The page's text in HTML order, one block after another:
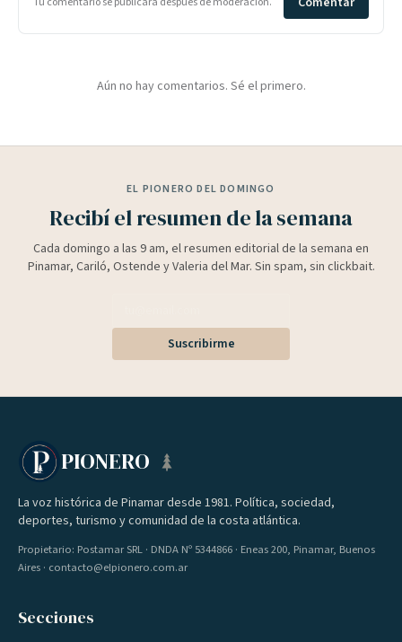
Aún no hay comentarios. Sé el primero.
EL PIONERO DEL DOMINGO
Recibí el resumen de la semana
Cada domingo a las 9 am, el resumen editorial de la semana en
Pinamar, Cariló, Ostende y Valeria del Mar. Sin spam, sin clickbait.
Suscribirme
PIONERO
La voz histórica de Pinamar desde 1981. Política, sociedad,
deportes, turismo y comunidad de la costa atlántica.
Propietario: Postamar SRL · DNDA Nº 5344866 · Eneas 200, Pinamar, Buenos
Aires · contacto@elpionero.com.ar
Secciones